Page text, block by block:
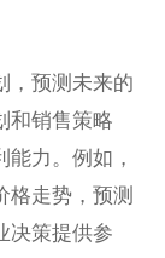
，预测未来的
和销售策略
力。例如，
格走势，预测
决策提供参